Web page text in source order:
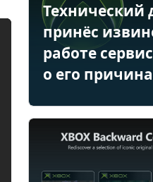
Технический
принёс
работе
о его